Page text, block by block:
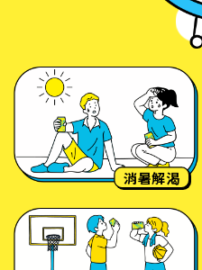
消暑解渴